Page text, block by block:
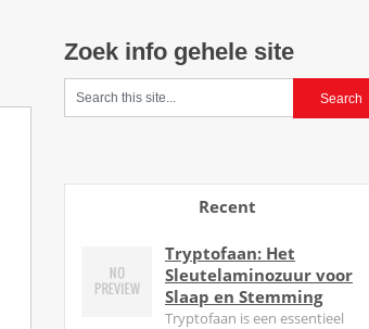
Zoek info gehele site
Recent
Tryptofaan: Het
Sleutelaminozuur voor
Slaap en Stemming
Tryptofaan is een essentieel